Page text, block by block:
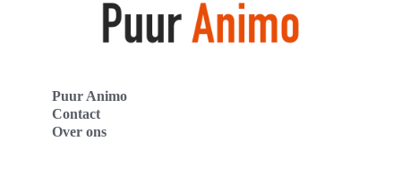
Puur Animo
Contact
Over ons